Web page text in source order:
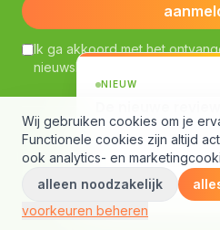
Ik ga akkoord met het
nieuwsbrief. Lees ons
© Kiyoh — Powered by
Algemene voorwaarden ·
Wij gebruiken cookies om je
Functionele cookies zijn altijd
ook analytics- en
alleen noodzakelijk
voorkeuren beheren
NIEUW
AI-samenvatting,
compleet nieuw
Bekijk de pagina